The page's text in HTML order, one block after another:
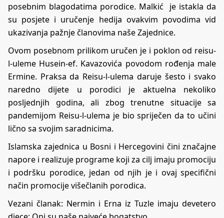
posebnim blagodatima porodice. Malkić je istakla da
su posjete i uručenje hedija ovakvim povodima vid
ukazivanja pažnje članovima naše Zajednice.
Ovom posebnom prilikom uručen je i poklon od reisu-
l-uleme Husein-ef. Kavazovića povodom rođenja male
Ermine. Praksa da Reisu-l-ulema daruje šesto i svako
naredno dijete u porodici je aktuelna nekoliko
posljednjih godina, ali zbog trenutne situacije sa
pandemijom Reisu-l-ulema je bio spriječen da to učini
lično sa svojim saradnicima.
Islamska zajednica u Bosni i Hercegovini čini značajne
napore i realizuje programe koji za cilj imaju promociju
i podršku porodice, jedan od njih je i ovaj specifični
način promocije višečlanih porodica.
Vezani članak: Nermin i Erna iz Tuzle imaju devetero